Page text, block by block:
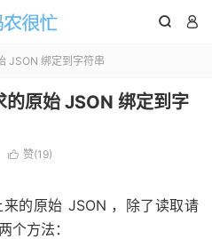
 
JSON 绑定到字符串
原始 JSON 绑定到字
 赞(19)
的原始 JSON ，除了读取请
个方法：